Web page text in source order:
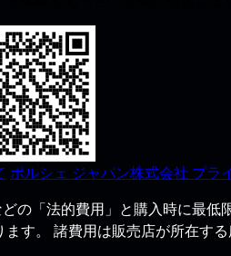
ポルシェ ジャパン株式会社 プラ
の「法的費用」と購入時に最
す。 諸費用は販売店が所在す